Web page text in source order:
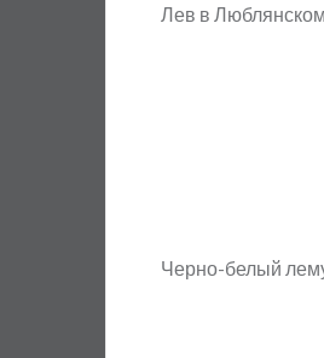
Лев в
Черно-белый